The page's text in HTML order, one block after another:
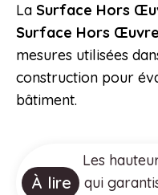
La Surface Hors
Surface Hors
mesures utilisées
construction pour
bâtiment.
À lire
Les
qui